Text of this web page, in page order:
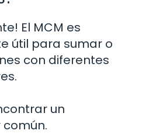
El MCM es
útil para sumar o
con diferentes
un